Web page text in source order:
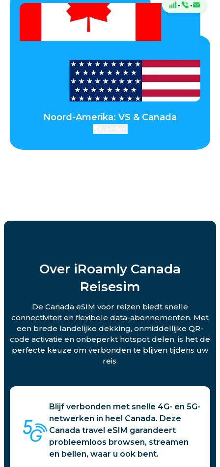
· ·
Noord-Amerika: VS & Canada
Over iRoamly Canada
Reisesim
De Canada eSIM voor reizen biedt snelle
connectiviteit en flexibele data-abonnementen. Met
een brede landelijke dekking, onmiddellijke QR-
code activatie en onbeperkt hotspot delen, is het de
perfecte keuze om verbonden te blijven tijdens uw
reis.
Blijf verbonden met snelle 4G- en 5G-
netwerken in heel Canada. Deze
Canada travel eSIM garandeert
probleemloos browsen, streamen
en bellen, waar u ook bent.